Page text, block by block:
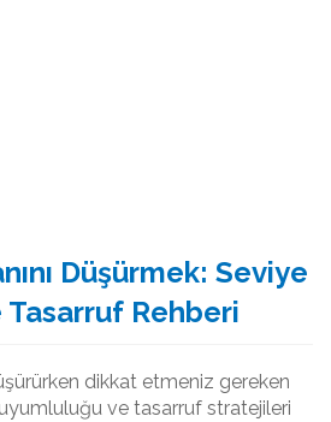
Düşürmek: Seviye
Rehberi
dikkat etmeniz gereken
ve tasarruf stratejileri